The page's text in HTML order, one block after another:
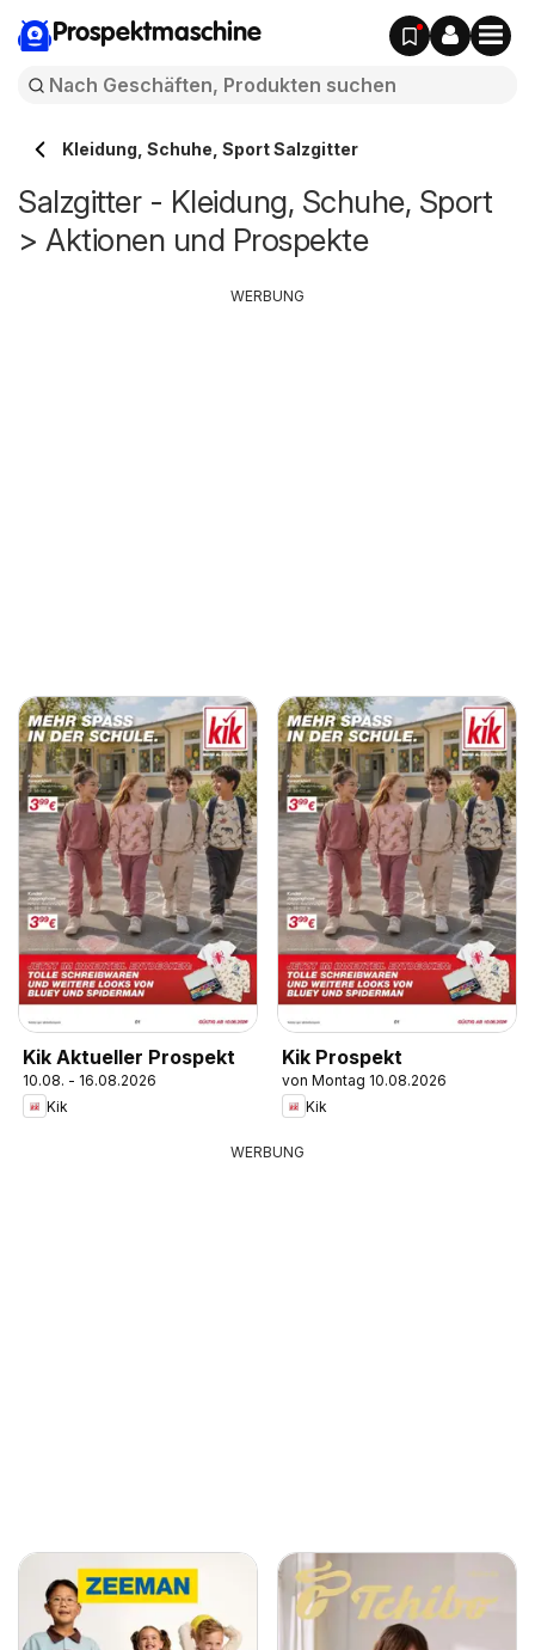
Prospektmaschine
Kleidung, Schuhe, Sport Salzgitter
Salzgitter - Kleidung, Schuhe, Sport
> Aktionen und Prospekte
Kik Aktueller Prospekt
10.08. - 16.08.2026
Kik
Kik Prospekt
von Montag 10.08.2026
Kik
WERBUNG
WERBUNG